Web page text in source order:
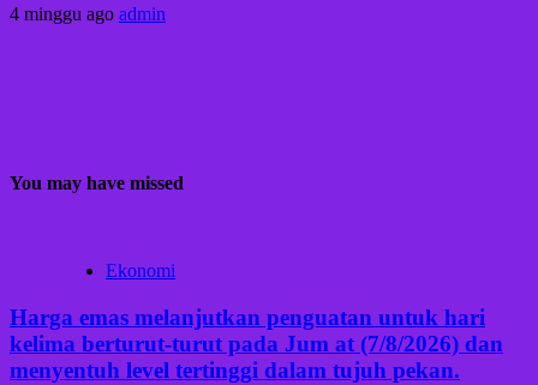
4 minggu ago admin
You may have missed
Ekonomi
Harga emas melanjutkan penguatan untuk hari
kelima berturut-turut pada Jum at (7/8/2026) dan
menyentuh level tertinggi dalam tujuh pekan.